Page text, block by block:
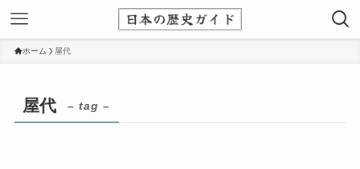
ホーム 屋代
屋代 – tag –